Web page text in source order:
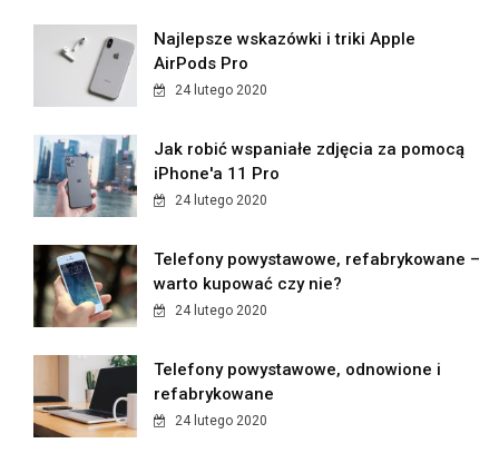
Najlepsze wskazówki i triki Apple
AirPods Pro
24 lutego 2020
Jak robić wspaniałe zdjęcia za pomocą
iPhone'a 11 Pro
24 lutego 2020
Telefony powystawowe, refabrykowane –
warto kupować czy nie?
24 lutego 2020
Telefony powystawowe, odnowione i
refabrykowane
24 lutego 2020